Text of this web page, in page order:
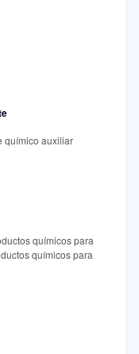
químico auxiliar
químicos para
químicos para